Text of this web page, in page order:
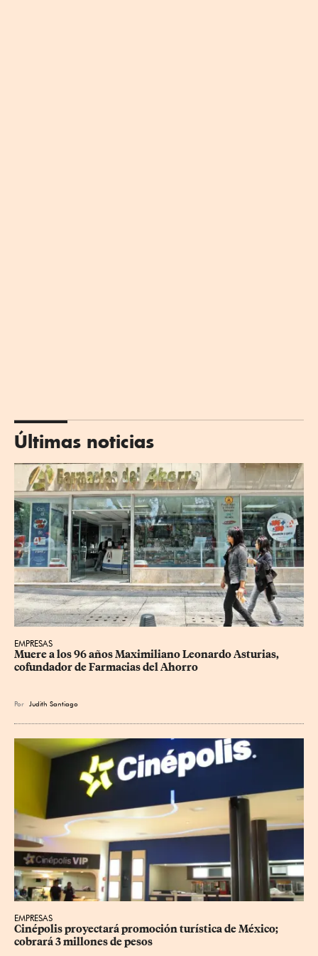
Últimas noticias
EMPRESAS
Muere a los 96 años Maximiliano Leonardo Asturias,
cofundador de Farmacias del Ahorro
Por Judith Santiago
EMPRESAS
Cinépolis proyectará promoción turística de México;
cobrará 3 millones de pesos